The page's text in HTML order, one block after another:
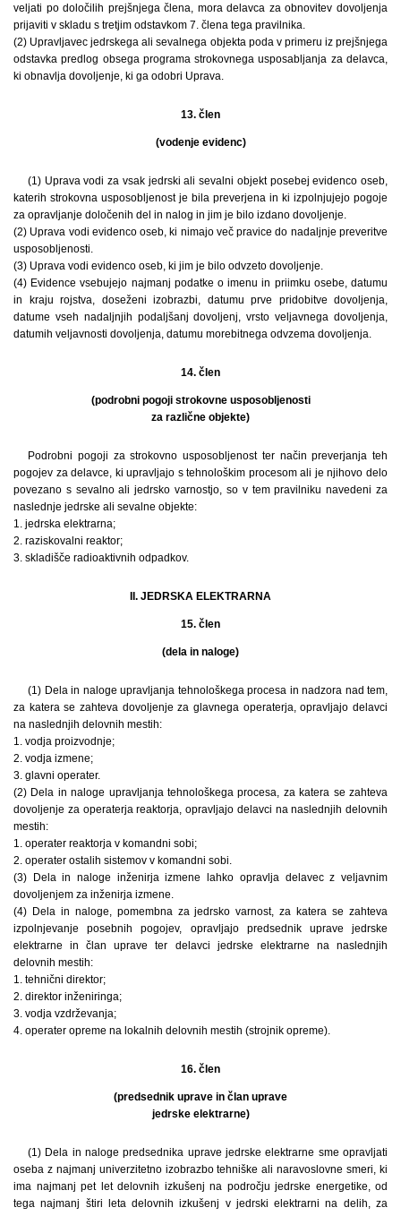
veljati po določilih prejšnjega člena, mora delavca za obnovitev dovoljenja
prijaviti v skladu s tretjim odstavkom 7. člena tega pravilnika.
(2) Upravljavec jedrskega ali sevalnega objekta poda v primeru iz prejšnjega
odstavka predlog obsega programa strokovnega usposabljanja za delavca,
ki obnavlja dovoljenje, ki ga odobri Uprava.
13. člen
(vodenje evidenc)
(1) Uprava vodi za vsak jedrski ali sevalni objekt posebej evidenco oseb,
katerih strokovna usposobljenost je bila preverjena in ki izpolnjujejo pogoje
za opravljanje določenih del in nalog in jim je bilo izdano dovoljenje.
(2) Uprava vodi evidenco oseb, ki nimajo več pravice do nadaljnje preveritve
usposobljenosti.
(3) Uprava vodi evidenco oseb, ki jim je bilo odvzeto dovoljenje.
(4) Evidence vsebujejo najmanj podatke o imenu in priimku osebe, datumu
in kraju rojstva, doseženi izobrazbi, datumu prve pridobitve dovoljenja,
datume vseh nadaljnjih podaljšanj dovoljenj, vrsto veljavnega dovoljenja,
datumih veljavnosti dovoljenja, datumu morebitnega odvzema dovoljenja.
14. člen
(podrobni pogoji strokovne usposobljenosti
za različne objekte)
Podrobni pogoji za strokovno usposobljenost ter način preverjanja teh
pogojev za delavce, ki upravljajo s tehnološkim procesom ali je njihovo delo
povezano s sevalno ali jedrsko varnostjo, so v tem pravilniku navedeni za
naslednje jedrske ali sevalne objekte:
1. jedrska elektrarna;
2. raziskovalni reaktor;
3. skladišče radioaktivnih odpadkov.
II. JEDRSKA ELEKTRARNA
15. člen
(dela in naloge)
(1) Dela in naloge upravljanja tehnološkega procesa in nadzora nad tem,
za katera se zahteva dovoljenje za glavnega operaterja, opravljajo delavci
na naslednjih delovnih mestih:
1. vodja proizvodnje;
2. vodja izmene;
3. glavni operater.
(2) Dela in naloge upravljanja tehnološkega procesa, za katera se zahteva
dovoljenje za operaterja reaktorja, opravljajo delavci na naslednjih delovnih
mestih:
1. operater reaktorja v komandni sobi;
2. operater ostalih sistemov v komandni sobi.
(3) Dela in naloge inženirja izmene lahko opravlja delavec z veljavnim
dovoljenjem za inženirja izmene.
(4) Dela in naloge, pomembna za jedrsko varnost, za katera se zahteva
izpolnjevanje posebnih pogojev, opravljajo predsednik uprave jedrske
elektrarne in član uprave ter delavci jedrske elektrarne na naslednjih
delovnih mestih:
1. tehnični direktor;
2. direktor inženiringa;
3. vodja vzdrževanja;
4. operater opreme na lokalnih delovnih mestih (strojnik opreme).
16. člen
(predsednik uprave in član uprave
jedrske elektrarne)
(1) Dela in naloge predsednika uprave jedrske elektrarne sme opravljati
oseba z najmanj univerzitetno izobrazbo tehniške ali naravoslovne smeri, ki
ima najmanj pet let delovnih izkušenj na področju jedrske energetike, od
tega najmanj štiri leta delovnih izkušenj v jedrski elektrarni na delih, za